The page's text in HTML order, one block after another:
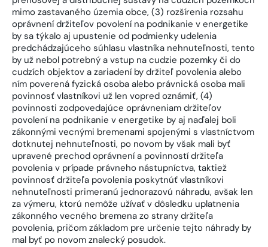
mimo zastavaného územia obce, (3) rozšírenia rozsahu
oprávnení držiteľov povolení na podnikanie v energetike
by sa týkalo aj upustenie od podmienky udelenia
predchádzajúceho súhlasu vlastníka nehnuteľnosti, tento
by už nebol potrebný a vstup na cudzie pozemky či do
cudzích objektov a zariadení by držiteľ povolenia alebo
ním poverená fyzická osoba alebo právnická osoba mali
povinnosť vlastníkovi už len vopred oznámiť, (4)
povinnosti zodpovedajúce oprávneniam držiteľov
povolení na podnikanie v energetike by aj naďalej boli
zákonnými vecnými bremenami spojenými s vlastníctvom
dotknutej nehnuteľnosti, po novom by však mali byť
upravené prechod oprávnení a povinností držiteľa
povolenia v prípade právneho nástupníctva, taktiež
povinnosť držiteľa povolenia poskytnúť vlastníkovi
nehnuteľnosti primeranú jednorazovú náhradu, avšak len
za výmeru, ktorú nemôže užívať v dôsledku uplatnenia
zákonného vecného bremena zo strany držiteľa
povolenia, pričom základom pre určenie tejto náhrady by
mal byť po novom znalecký posudok.